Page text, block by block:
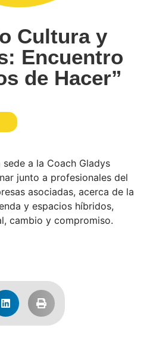
Cultura y
Encuentro
de Hacer”
a la Coach Gladys
junto a profesionales del
asociadas, acerca de la
y espacios híbridos,
cambio y compromiso.